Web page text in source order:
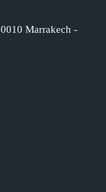
Marrakech -